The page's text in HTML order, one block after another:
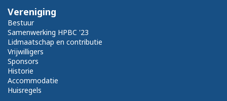
Vereniging
Bestuur
Samenwerking HPBC '23
Lidmaatschap en contributie
Vrijwilligers
Sponsors
Historie
Accommodatie
Huisregels